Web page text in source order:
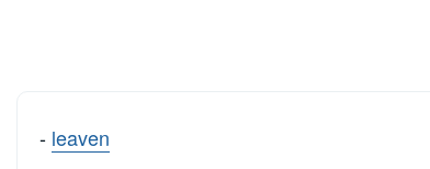
- leaven